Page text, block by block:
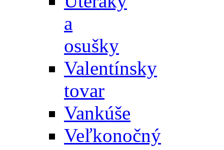
a
osušky
Valentínsky
tovar
Vankúše
Veľkonočný